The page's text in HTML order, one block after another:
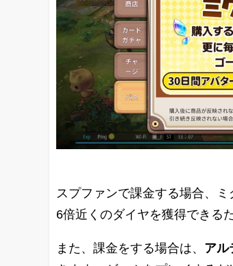
スプファンで課金する場合、
6倍近くのダイヤを獲得できる
また、課金をする場合は、 アル